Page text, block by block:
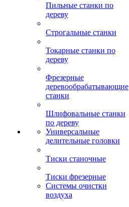
Пильные станки по
дереву
Строгальные станки
Токарные станки по
дереву
Фрезерные
деревообрабатывающие
станки
Шлифовальные станки
по дереву
Универсальные
делительные головки
Тиски станочные
Тиски фрезерные
Системы очистки
воздуха